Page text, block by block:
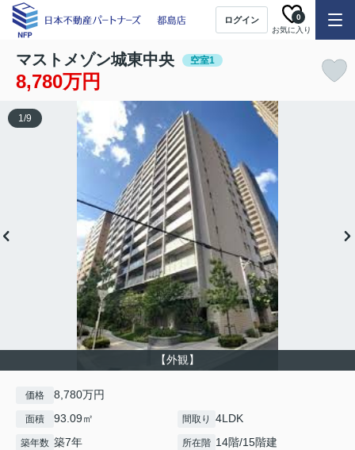
ログイン
お気に入り
0
マストメゾン城東中央 空室1
8,780万円
【外観】
1/9
価格 8,780万円
面積 93.09㎡ 間取り 4LDK
築年数 築7年 所在階 14階/15階建